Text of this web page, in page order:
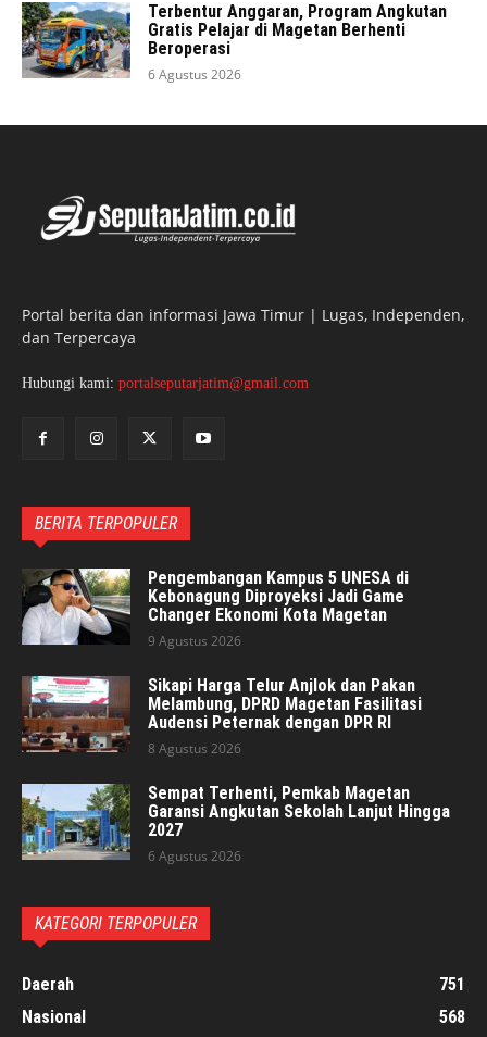
Terbentur Anggaran, Program Angkutan
Gratis Pelajar di Magetan Berhenti
Beroperasi
6 Agustus 2026
Portal berita dan informasi Jawa Timur | Lugas, Independen,
dan Terpercaya
Hubungi kami: portalseputarjatim@gmail.com
BERITA TERPOPULER
Pengembangan Kampus 5 UNESA di
Kebonagung Diproyeksi Jadi Game
Changer Ekonomi Kota Magetan
9 Agustus 2026
Sikapi Harga Telur Anjlok dan Pakan
Melambung, DPRD Magetan Fasilitasi
Audensi Peternak dengan DPR RI
8 Agustus 2026
Sempat Terhenti, Pemkab Magetan
Garansi Angkutan Sekolah Lanjut Hingga
2027
6 Agustus 2026
KATEGORI TERPOPULER
Daerah
751
Nasional
568